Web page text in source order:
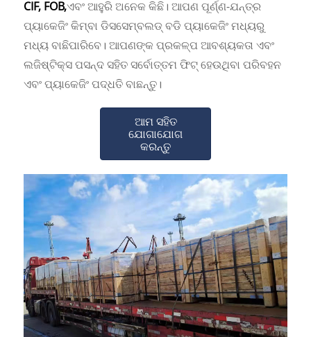
CIF, FOB,ଏବଂ ଆହୁରି ଅନେକ କିଛି। ଆପଣ ପୂର୍ଣ୍ଣ-ଯନ୍ତ୍ର
ପ୍ୟାକେଜିଂ କିମ୍ବା ଡିସସେମ୍ବଲଡ୍ ବଡି ପ୍ୟାକେଜିଂ ମଧ୍ୟରୁ
ମଧ୍ୟ ବାଛିପାରିବେ। ଆପଣଙ୍କ ପ୍ରକଳ୍ପ ଆବଶ୍ୟକତା ଏବଂ
ଲଜିଷ୍ଟିକ୍ସ ପସନ୍ଦ ସହିତ ସର୍ବୋତ୍ତମ ଫିଟ୍ ହେଉଥିବା ପରିବହନ
ଏବଂ ପ୍ୟାକେଜିଂ ପଦ୍ଧତି ବାଛନ୍ତୁ।
ଆମ ସହିତ
ଯୋଗାଯୋଗ
କରନ୍ତୁ